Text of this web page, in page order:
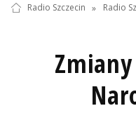
Radio Szczecin » Radio